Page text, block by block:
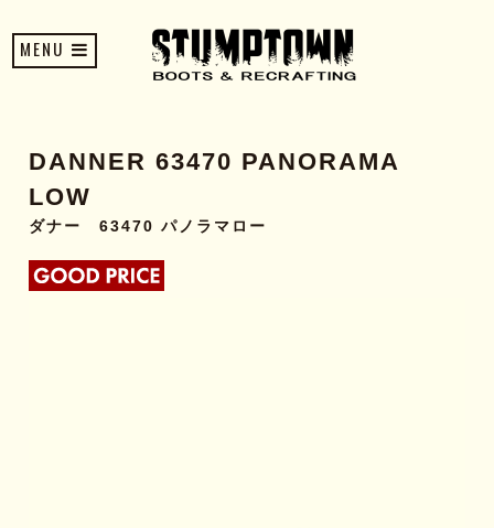
MENU
DANNER 63470 PANORAMA
LOW
ダナー 63470 パノラマロー